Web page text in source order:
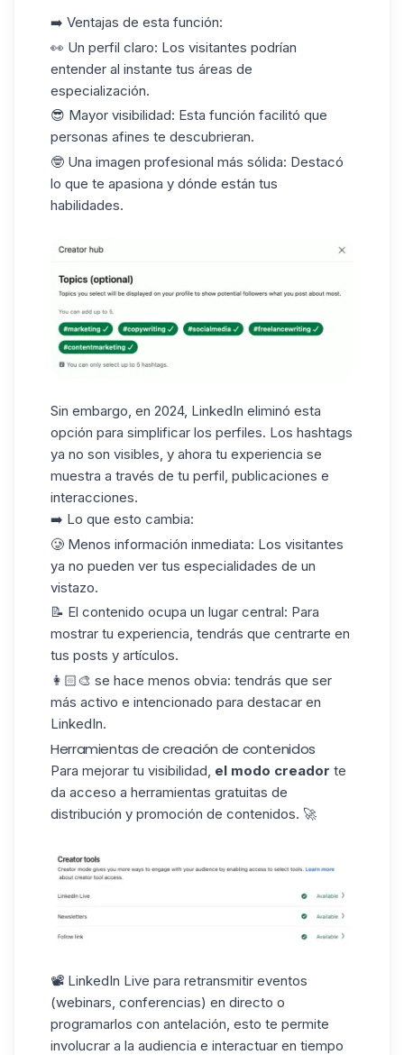
➡️ Ventajas de esta función:
👀 Un perfil claro: Los visitantes podrían
entender al instante tus áreas de
especialización.
😎 Mayor visibilidad: Esta función facilitó que
personas afines te descubrieran.
🤓 Una imagen profesional más sólida: Destacó
lo que te apasiona y dónde están tus
habilidades.
Sin embargo, en 2024, LinkedIn eliminó esta
opción para simplificar los perfiles. Los hashtags
ya no son visibles, y ahora tu experiencia se
muestra a través de tu perfil, publicaciones e
interacciones.
➡️ Lo que esto cambia:
🥲 Menos información inmediata: Los visitantes
ya no pueden ver tus especialidades de un
vistazo.
📝 El contenido ocupa un lugar central: Para
mostrar tu experiencia, tendrás que centrarte en
tus posts y artículos.
👩🏻‍🎨 se hace menos obvia: tendrás que ser
más activo e intencionado para destacar en
LinkedIn.
Herramientas de creación de contenidos
Para mejorar tu visibilidad, el modo creador te
da acceso a herramientas gratuitas de
distribución y promoción de contenidos. 🚀
📽️ LinkedIn Live para retransmitir eventos
(webinars, conferencias) en directo o
programarlos con antelación, esto te permite
involucrar a la audiencia e interactuar en tiempo